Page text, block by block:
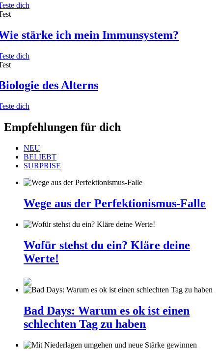
dich
stärke ich mein Immunsystem?
dich
des Alterns
dich
Empfehlungen für dich
NEU
BELIEBT
SURPRISE
Wege aus der Perfektionismus-Falle
Wofür stehst du ein? Kläre deine
Werte!
Bad Days: Warum es ok ist einen
schlechten Tag zu haben